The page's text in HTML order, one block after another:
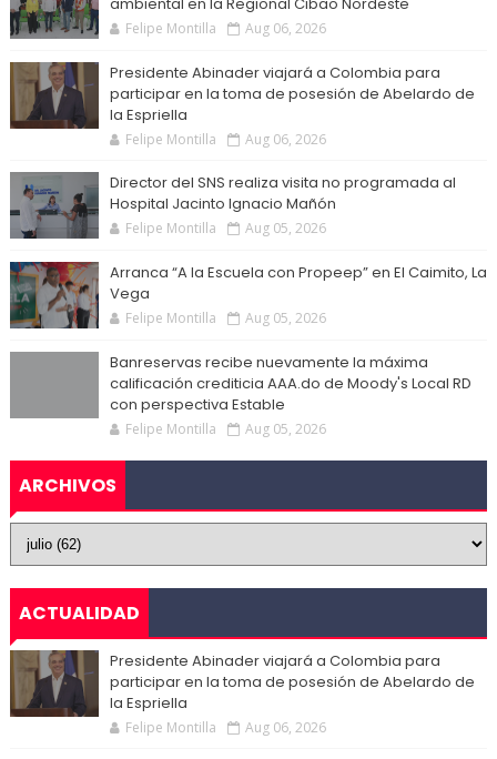
ambiental en la Regional Cibao Nordeste
Felipe Montilla Aug 06, 2026
Presidente Abinader viajará a Colombia para
participar en la toma de posesión de Abelardo de
la Espriella
Felipe Montilla Aug 06, 2026
Director del SNS realiza visita no programada al
Hospital Jacinto Ignacio Mañón
Felipe Montilla Aug 05, 2026
Arranca “A la Escuela con Propeep” en El Caimito, La
Vega
Felipe Montilla Aug 05, 2026
Banreservas recibe nuevamente la máxima
calificación crediticia AAA.do de Moody's Local RD
con perspectiva Estable
Felipe Montilla Aug 05, 2026
ARCHIVOS
ACTUALIDAD
Presidente Abinader viajará a Colombia para
participar en la toma de posesión de Abelardo de
la Espriella
Felipe Montilla Aug 06, 2026